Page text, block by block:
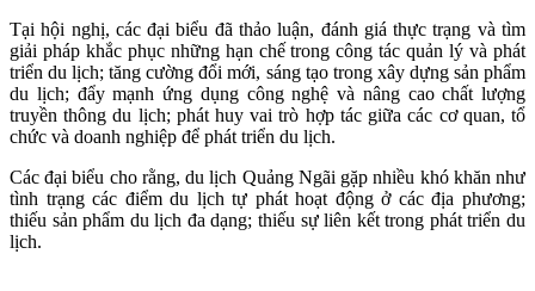
Tại hội nghị, các đại biểu đã thảo luận, đánh giá thực trạng và tìm
giải pháp khắc phục những hạn chế trong công tác quản lý và phát
triển du lịch; tăng cường đổi mới, sáng tạo trong xây dựng sản phẩm
du lịch; đẩy mạnh ứng dụng công nghệ và nâng cao chất lượng
truyền thông du lịch; phát huy vai trò hợp tác giữa các cơ quan, tổ
chức và doanh nghiệp để phát triển du lịch.
Các đại biểu cho rằng, du lịch Quảng Ngãi gặp nhiều khó khăn như
tình trạng các điểm du lịch tự phát hoạt động ở các địa phương;
thiếu sản phẩm du lịch đa dạng; thiếu sự liên kết trong phát triển du
lịch.